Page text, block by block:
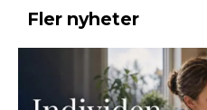
Fler nyheter